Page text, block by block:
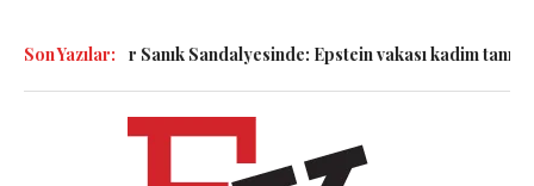
Son Yazılar:
Semboller Sanık Sandalyesinde: Epstein vakası kadim tanrıları